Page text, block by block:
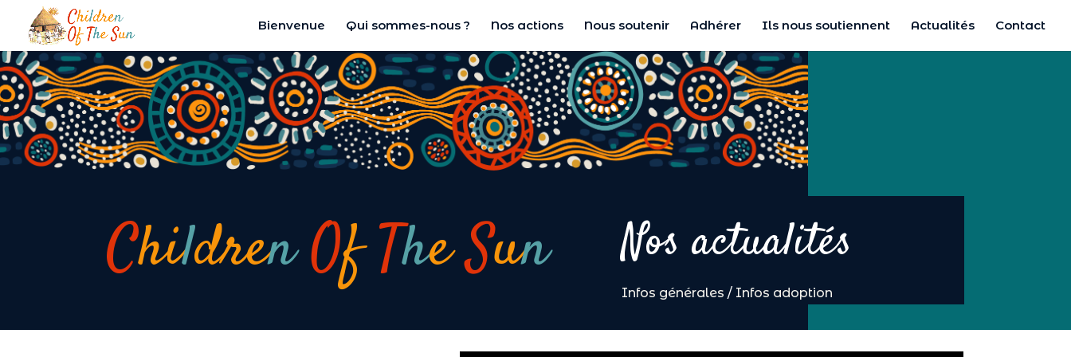
Panneau de gestion des cookies
Bienvenue
Qui sommes-nous ? Nos actions Nous soutenir Adhérer Ils nous soutiennent Actualités Contact
ChildrenOfTheSun Nos actualités
Infos générales / Infos adoption